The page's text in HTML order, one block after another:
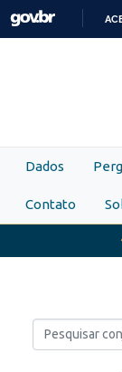
Skip to main content
Dados
Contato